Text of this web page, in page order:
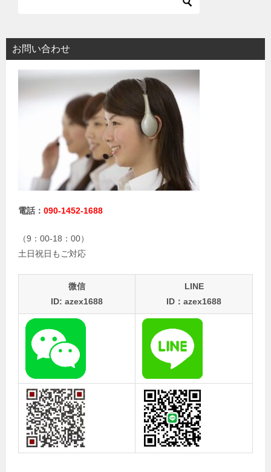
お問い合わせ
電話： 090-1452-1688
（9：00-18：00）
土日祝日もご対応
微信
ID: azex1688
LINE
ID：azex1688